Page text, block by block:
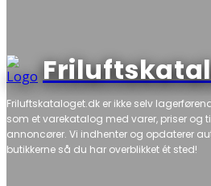
Friluftskataloget.dk er ikke selv
som et varekatalog med varer, priser og
annoncører. Vi indhenter og opdaterer
butikkerne så du har overblikket ét sted!